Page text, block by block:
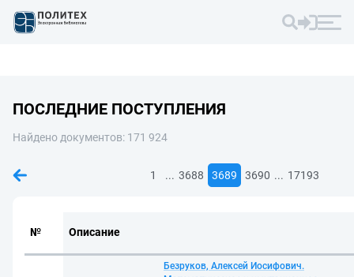
ПОСЛЕДНИЕ ПОСТУПЛЕНИЯ
Найдено документов: 171 924
1 ... 3688 3689 3690 ... 17193
№ Описание
Безруков, Алексей Иосифович.